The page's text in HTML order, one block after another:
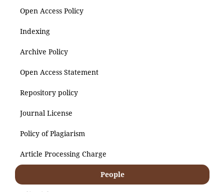
Open Access Policy
Indexing
Archive Policy
Open Access Statement
Repository policy
Journal License
Policy of Plagiarism
Article Processing Charge
People